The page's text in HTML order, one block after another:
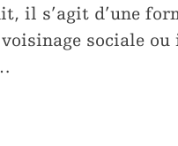
il s’agit d’une
sociale